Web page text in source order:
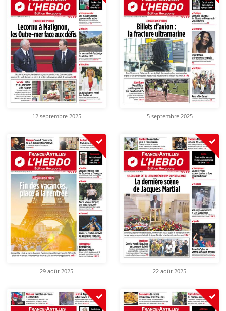
12 septembre 2025 5 septembre 2025
29 août 2025 22 août 2025